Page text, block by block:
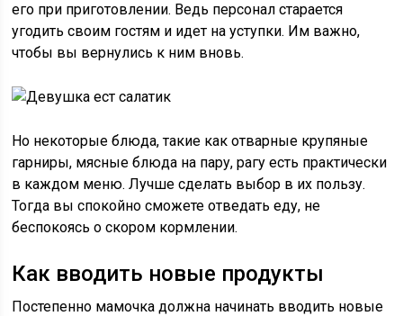
его при приготовлении. Ведь персонал старается
угодить своим гостям и идет на уступки. Им важно,
чтобы вы вернулись к ним вновь.
Но некоторые блюда, такие как отварные крупяные
гарниры, мясные блюда на пару, рагу есть практически
в каждом меню. Лучше сделать выбор в их пользу.
Тогда вы спокойно сможете отведать еду, не
беспокоясь о скором кормлении.
Как вводить новые продукты
Постепенно мамочка должна начинать вводить новые